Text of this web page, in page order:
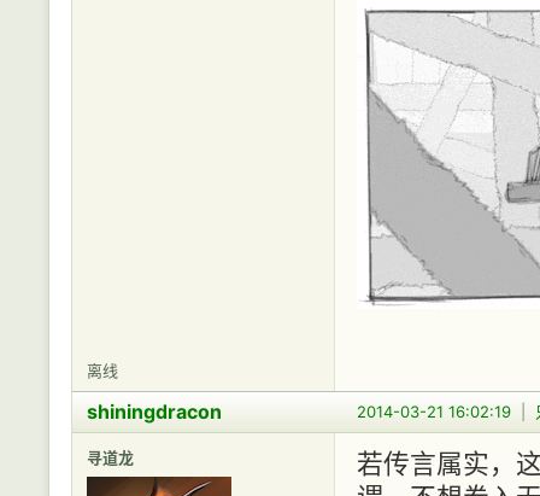
离线
2014-03-21 16:02:19
shiningdracon
寻道龙
若传言属实，